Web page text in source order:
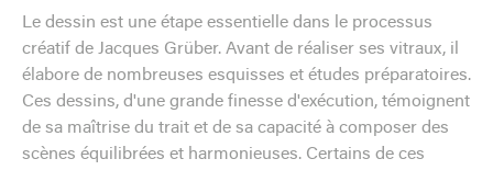
Le dessin est une étape essentielle dans le processus
créatif de Jacques Grüber. Avant de réaliser ses vitraux, il
élabore de nombreuses esquisses et études préparatoires.
Ces dessins, d'une grande finesse d'exécution, témoignent
de sa maîtrise du trait et de sa capacité à composer des
scènes équilibrées et harmonieuses. Certains de ces